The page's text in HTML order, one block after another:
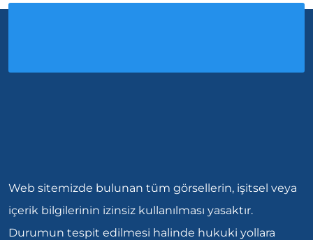
Web sitemizde bulunan tüm görsellerin, işitsel veya
içerik bilgilerinin izinsiz kullanılması yasaktır.
Durumun tespit edilmesi halinde hukuki yollara